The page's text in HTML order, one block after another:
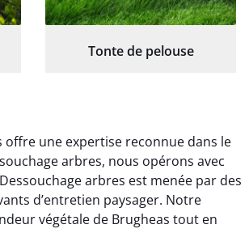
Tonte de pelouse
offre une expertise reconnue dans le
arbres, nous opérons avec
arbres est menée par des
d’entretien paysager. Notre
végétale de Brugheas tout en